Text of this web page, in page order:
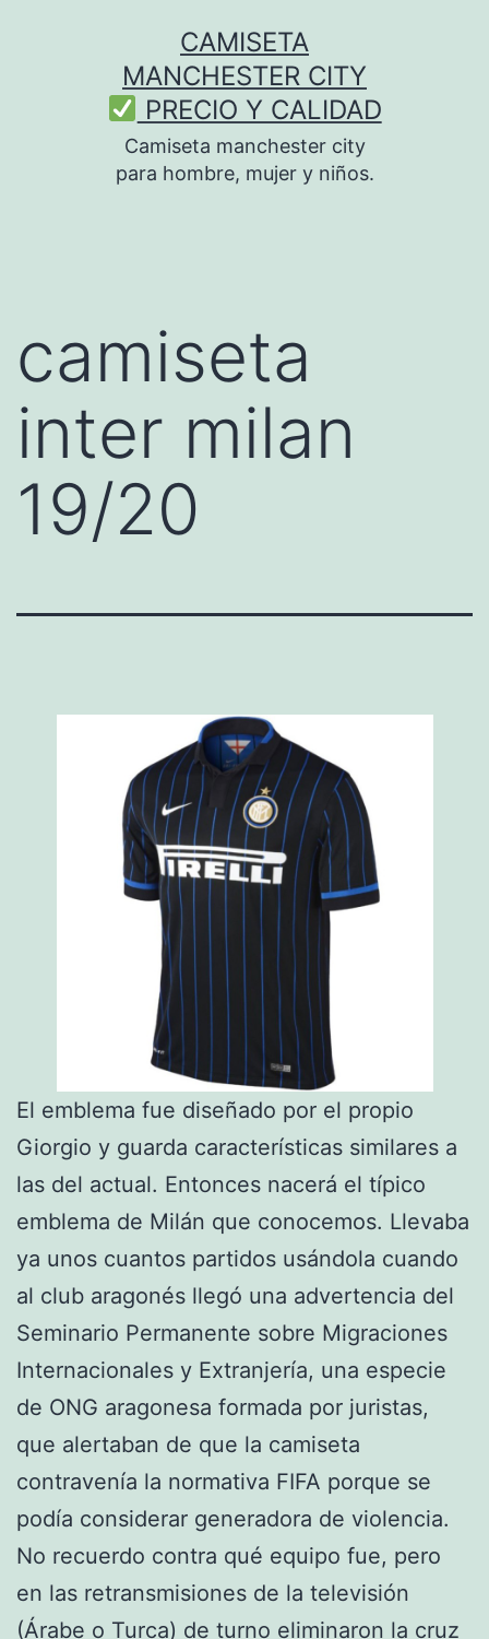
CAMISETA
MANCHESTER CITY
PRECIO Y CALIDAD
Camiseta manchester city
para hombre, mujer y niños.
camiseta
inter milan
19/20
El emblema fue diseñado por el propio
Giorgio y guarda características similares a
las del actual. Entonces nacerá el típico
emblema de Milán que conocemos. Llevaba
ya unos cuantos partidos usándola cuando
al club aragonés llegó una advertencia del
Seminario Permanente sobre Migraciones
Internacionales y Extranjería, una especie
de ONG aragonesa formada por juristas,
que alertaban de que la camiseta
contravenía la normativa FIFA porque se
podía considerar generadora de violencia.
No recuerdo contra qué equipo fue, pero
en las retransmisiones de la televisión
(Árabe o Turca) de turno eliminaron la cruz